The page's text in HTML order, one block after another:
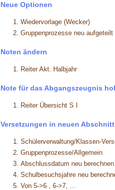
Neue Optionen
Wiedervorlage (Wecker)
Gruppenprozesse neu
Noten ändern
Reiter Akt. Halbjahr
Note für das Abgangszeugnis
Reiter Übersicht S I
Versetzungen in neuen
Schülerverwaltung/Klassen-
Gruppenprozesse/Allgemein
Abschlussdatum neu berechnen
Schulbesuchsjahre neu
Von 5->6 , 6->7, ...